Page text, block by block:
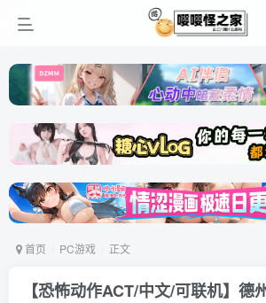
首页 PC游戏 正文
【恐怖动作ACT/中文/可联机】德